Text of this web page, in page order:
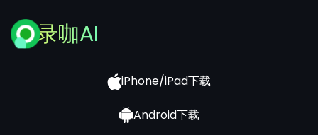
录咖AI
iPhone/iPad下载
Android下载